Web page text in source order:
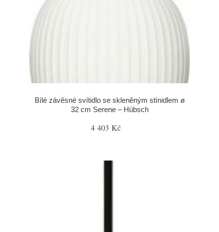
Bílé závěsné svítidlo se skleněným stínidlem ø
32 cm Serene – Hübsch
4 403 Kč